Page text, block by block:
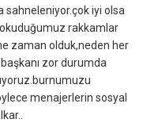
sahneleniyor.çok iyi olsa
rakkamlar
zaman olduk,neden her
zor durumda
menajerlerin sosyal